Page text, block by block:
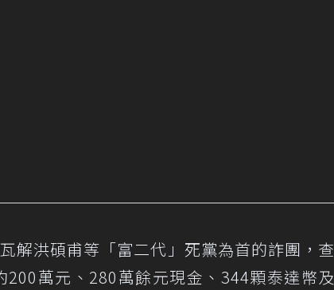
解洪碩甫等「富二代」死黨為首的詐團，查
萬元、280萬餘元現金、344顆泰達幣及